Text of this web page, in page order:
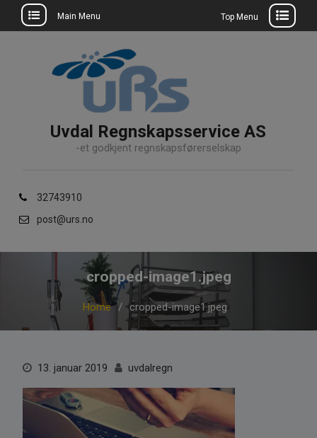
Main Menu Top Menu
Uvdal Regnskapsservice AS
-et godkjent regnskapsførerselskap
32743910
post@urs.no
cropped-image1.jpeg
Home cropped-image1.jpeg
13. januar 2019 uvdalregn